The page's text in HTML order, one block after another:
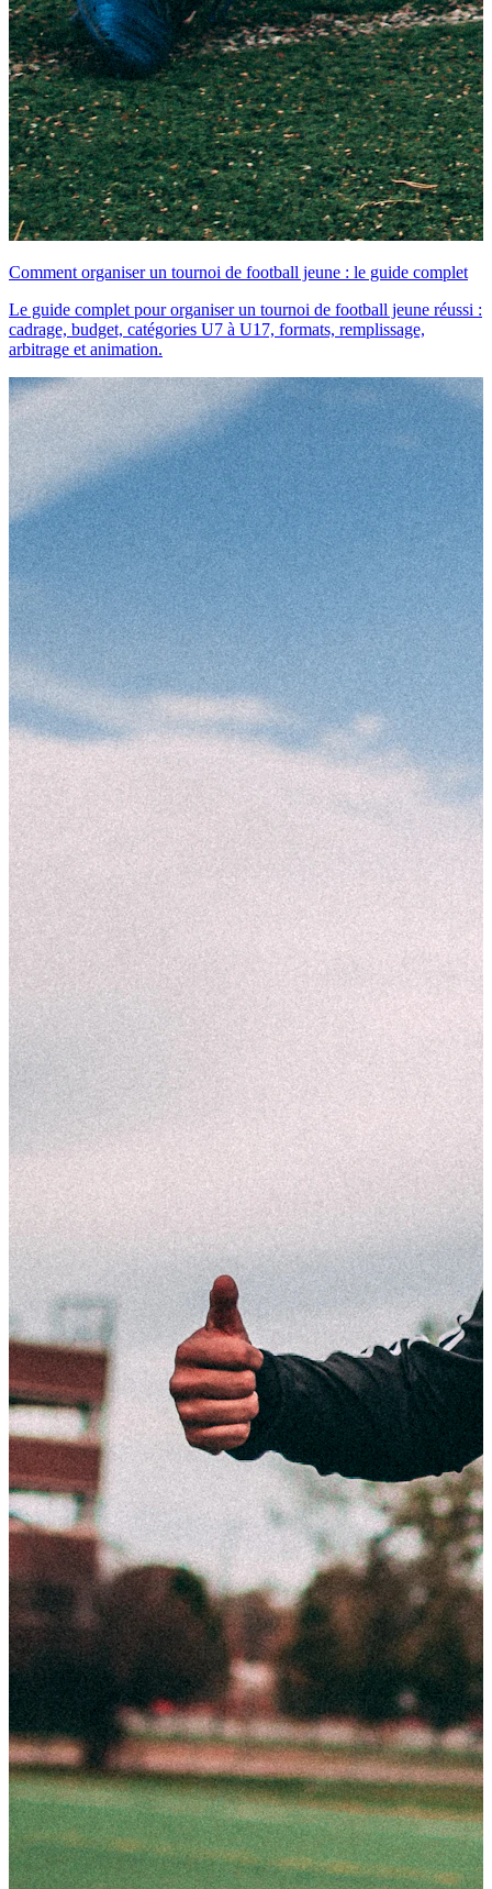
Comment organiser un tournoi de football jeune : le guide complet
Le guide complet pour organiser un tournoi de football jeune réussi :
cadrage, budget, catégories U7 à U17, formats, remplissage,
arbitrage et animation.